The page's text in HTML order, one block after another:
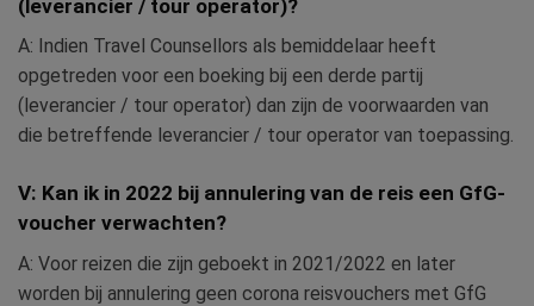
(leverancier / tour operator)?
A: Indien Travel Counsellors als bemiddelaar heeft
opgetreden voor een boeking bij een derde partij
(leverancier / tour operator) dan zijn de voorwaarden van
die betreffende leverancier / tour operator van toepassing.
V: Kan ik in 2022 bij annulering van de reis een GfG-
voucher verwachten?
A: Voor reizen die zijn geboekt in 2021/2022 en later
worden bij annulering geen corona reisvouchers met GfG